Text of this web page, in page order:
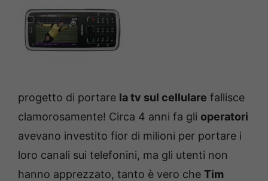
progetto di portare la tv sul cellulare fallisce
clamorosamente! Circa 4 anni fa gli operatori
avevano investito fior di milioni per portare i
loro canali sui telefonini, ma gli utenti non
hanno apprezzato, tanto è vero che Tim